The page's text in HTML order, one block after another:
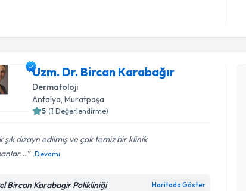
Uzm. Dr. Bircan Karabağır
Dermatoloji
Antalya ,Muratpaşa
5 (1 Değerlendirme)
şık dizayn edilmiş ve çok temiz bir klinik
Devamı
Bircan Karabagir Polikliniği Haritada Göster